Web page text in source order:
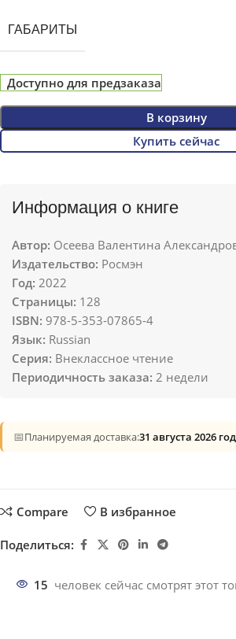
ГАБАРИТЫ
Доступно для предзаказа
В корзину
Купить сейчас
Информация о книге
Автор: Осеева Валентина
Издательство: Росмэн
Год: 2022
Страницы: 128
ISBN: 978-5-353-07865-4
Язык: Russian
Серия: Внеклассное чтение
Периодичность заказа: 2 недели
📅Планируемая доставка:31 августа 2026
Compare В избранное
Поделиться:
15 человек сейчас смотрят этот